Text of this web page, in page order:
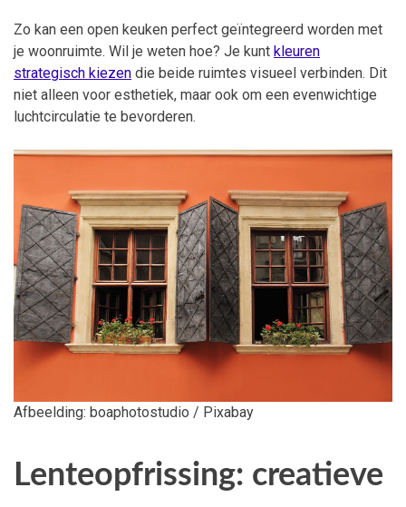
Zo kan een open keuken perfect geïntegreerd worden met
je woonruimte. Wil je weten hoe? Je kunt kleuren
strategisch kiezen die beide ruimtes visueel verbinden. Dit
niet alleen voor esthetiek, maar ook om een evenwichtige
luchtcirculatie te bevorderen.
Afbeelding: boaphotostudio / Pixabay
Lenteopfrissing: creatieve